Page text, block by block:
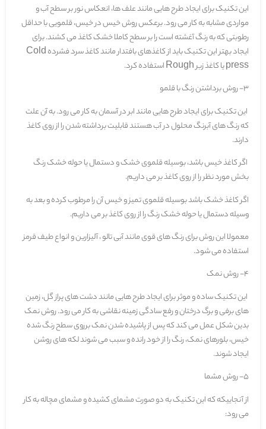
این تکنیک برای ایجاد طرح هایی مانند علف ها، انعکاس نور بر سطح آب و
مواردی مشابه به کار می رود. برعکس روش خیس در خیس، قلمویی با حداقل
رطوبتی که به رنگ آغشته است را بر سطح کاملا خشک کاغذ می کشند. برای
ایجاد بهتر این تکنیک باید از کاغذهای بافتدار مانند کاغذ سرد فشرده Cold
press یا کاغذ زبر Rough استفاده کرد.
این تکنیک برای ایجاد طرح هایی مانند ابر در آسمان به کار می رود. به آن علت
که رنگ های آبرنگ محلول در آب هستند قابلیت برداشته شدن را از روی کاغذ
دارند.
اگر کاغذ خیس باشد، بوسیله قلموی خشک و دستمال یا حوله خشک رنگ
بخش مورد نظر را از روی کاغذ بر می داریم.
اگر کاغذ خشک باشد بوسیله قلموی تمیز و خیس آن را مرطوب کرده و بعد به
وسیله دستمال یا حوله خشک رنگ را از روی کاغذ بر می داریم.
معمولا این روش برای رنگ های قوی مانند آبی تالو ، آلیزارین و انواع طیف قرمز
استفاده می شود.
این تکنیک ساده و موثر برای ایجاد طرح هایی مانند دشت های پراز گل، زمین
های برفی و برگ درختان و رفع سادگی زمینه نقاشی به کار می رود. روش نمک
بدین شکل عمل می کند که پس از پاشیده شدن نمک برروی سطح رنگ شده
خیس، بلورهای نمک، رنگ را از خود رانده و سبب می شوند لکه های روشن
ایجاد شوند.
از آنجاییکه که این تکنیک به دو صورت مشمای کشیده و مشمای مچاله به کار
می رود: